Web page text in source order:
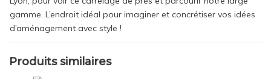
gamme. L’endroit idéal pour imaginer et concrétiser vos idées
d’aménagement avec style !
Produits similaires